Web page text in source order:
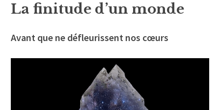
La finitude d’un monde
Avant que ne défleurissent nos cœurs